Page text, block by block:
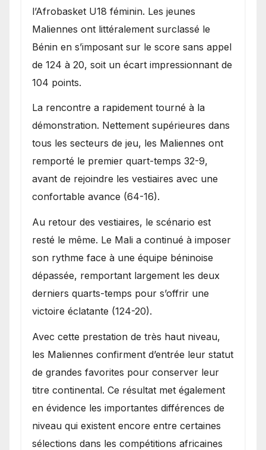
l’Afrobasket U18 féminin. Les jeunes
Maliennes ont littéralement surclassé le
Bénin en s’imposant sur le score sans appel
de 124 à 20, soit un écart impressionnant de
104 points.
La rencontre a rapidement tourné à la
démonstration. Nettement supérieures dans
tous les secteurs de jeu, les Maliennes ont
remporté le premier quart-temps 32-9,
avant de rejoindre les vestiaires avec une
confortable avance (64-16).
Au retour des vestiaires, le scénario est
resté le même. Le Mali a continué à imposer
son rythme face à une équipe béninoise
dépassée, remportant largement les deux
derniers quarts-temps pour s’offrir une
victoire éclatante (124-20).
Avec cette prestation de très haut niveau,
les Maliennes confirment d’entrée leur statut
de grandes favorites pour conserver leur
titre continental. Ce résultat met également
en évidence les importantes différences de
niveau qui existent encore entre certaines
sélections dans les compétitions africaines